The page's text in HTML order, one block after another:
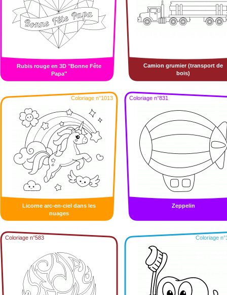
Rubis rouge en 3D "Bonne Fête
Papa"
Camion grumier (transport de
bois)
Coloriage n°1013
Licorne arc-en-ciel dans les
nuages
Coloriage n°831
Zeppelin
Coloriage n°583 Coloriage